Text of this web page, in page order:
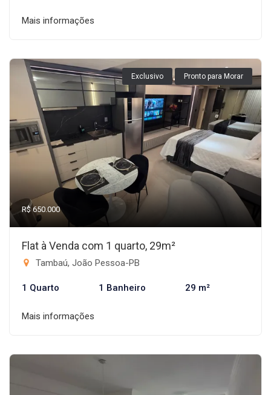
Mais informações
Exclusivo Pronto para Morar
R$ 650.000
Flat à Venda com 1 quarto, 29m²
Tambaú, João Pessoa-PB
1 Quarto 1 Banheiro 29 m²
Mais informações